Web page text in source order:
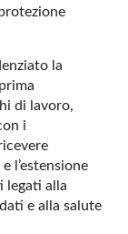
la
di lavoro,
i
l’estensione
legati alla
e alla salute